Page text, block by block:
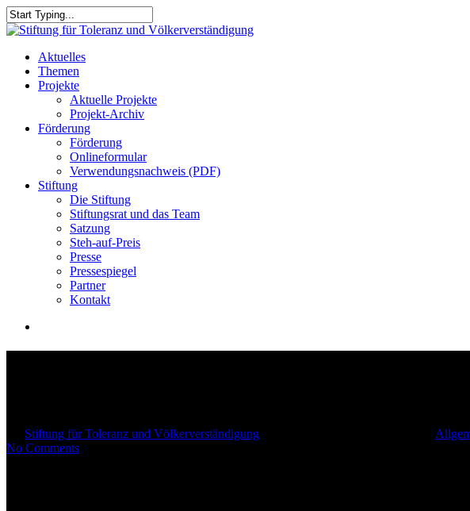
Skip
to
content
Close
search
Menu
Aktuelles
Themen
Projekte
Aktuelle Projekte
Projekt-Archiv
Förderung
Förderung
Onlineformular
Verwendungsnachweis (PDF)
Stiftung
Die Stiftung
Stiftungsrat und das Team
Satzung
Steh-auf-Preis
Presse
Pressespiegel
Partner
Kontakt
Stiftung für Toleranz und Völkerverständigung
No Comments